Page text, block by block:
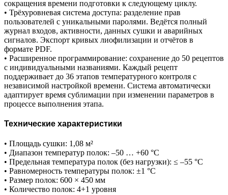
сокращения времени подготовки к следующему циклу.
• Трёхуровневая система доступа: разделение прав
пользователей с уникальными паролями. Ведётся полный
журнал входов, активности, данных сушки и аварийных
сигналов. Экспорт кривых лиофилизации и отчётов в
формате PDF.
• Расширенное программирование: сохранение до 50 рецептов
с индивидуальными названиями. Каждый рецепт
поддерживает до 36 этапов температурного контроля с
независимой настройкой времени. Система автоматически
адаптирует время сублимации при изменении параметров в
процессе выполнения этапа.
Технические характеристики
• Площадь сушки: 1,08 м²
• Диапазон температур полок: –50 … +60 °C
• Предельная температура полок (без нагрузки): ≤ –55 °C
• Равномерность температуры полок: ±1 °C
• Размер полок: 600 × 450 мм
• Количество полок: 4+1 уровня